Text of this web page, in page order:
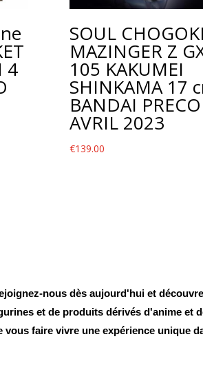
4
SOUL
MAZINGER Z
105 KAKUMEI
SHINKAMA 17
BANDAI PRECO
AVRIL 2023
€139.00
nous dès aujourd'hui et
et de produits dérivés d'anime et
vous faire vivre une expérience unique